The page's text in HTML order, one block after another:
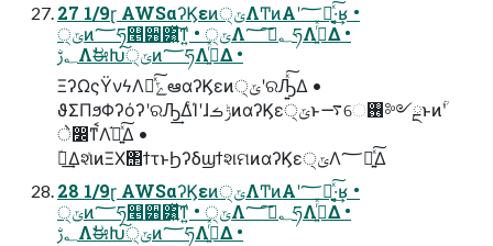
27 1/9ɽ AWSαʔϏεͷ੍ݶΛͲͷΑ͏ʹ؅ཧ͍ͯ͠·͔͢ʁ •
੍ݶͷ؅ཧ௥੻͸͍ͯ͠ͳ͍ • ੍ݶΛ؂ࢹ͠؅ཧΛߦ͍ͬͯΔ •
؂ࢹΛࣗಈԽ੍͠ݶͷ؅ཧΛߦ͍ͬͯΔ •
ΞʔΩςΫνϟΛհͯ͠ݻఆαʔϏεͷ੍ݶʹରԠ͍ͯ͠Δ •
ϑΣΠϧΦʔόʔʹରԠ͢ΔͨΊʹɺݱࡏͷαʔϏε੍ݶͱ࠷େ࢖༻ྔͱͷؒʹ
े෼ͳࠩΛ֬อ͍ͯ͠Δ •
ؔ࿈͢ΔશͯͷΞΧ΢ϯτͱϦʔδϣϯશମͷαʔϏε੍ݶΛ؅ཧ͍ͯ͠Δ
28 1/9ɽ AWSαʔϏεͷ੍ݶΛͲͷΑ͏ʹ؅ཧ͍ͯ͠·͔͢ʁ •
੍ݶͷ؅ཧ௥੻͸͍ͯ͠ͳ͍ • ੍ݶΛ؂ࢹ͠؅ཧΛߦ͍ͬͯΔ •
؂ࢹΛࣗಈԽ੍͠ݶͷ؅ཧΛߦ͍ͬͯΔ •